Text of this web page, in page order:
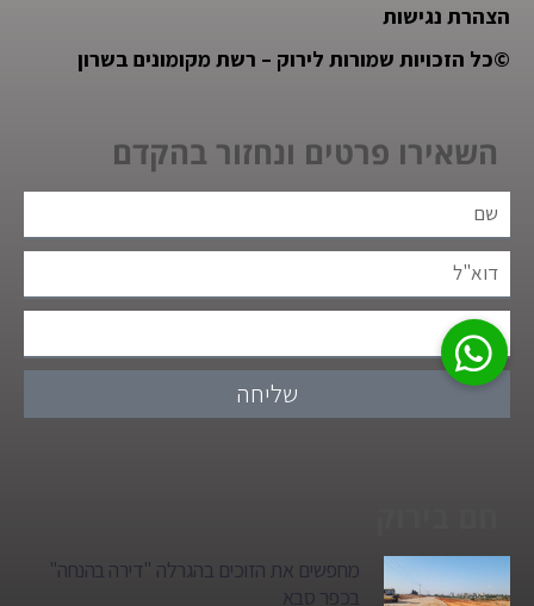
הצהרת נגישות
©כל הזכויות שמורות לירוק – רשת מקומונים בשרון
השאירו פרטים ונחזור בהקדם
שליחה
מחפשים את הזוכים בהגרלה "דירה בהנחה"
בכפר סבא